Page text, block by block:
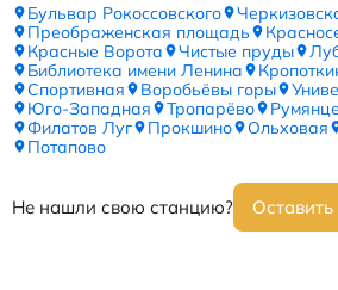
Бульвар Рокоссовского
Преображенская площадь
Красные Ворота
Чистые пруды
Библиотека имени Ленина
Спортивная
Воробьёвы горы
Юго-Западная
Тропарёво
Филатов Луг
Прокшино Ольховая
Потапово
Не нашли свою станцию? Оставить